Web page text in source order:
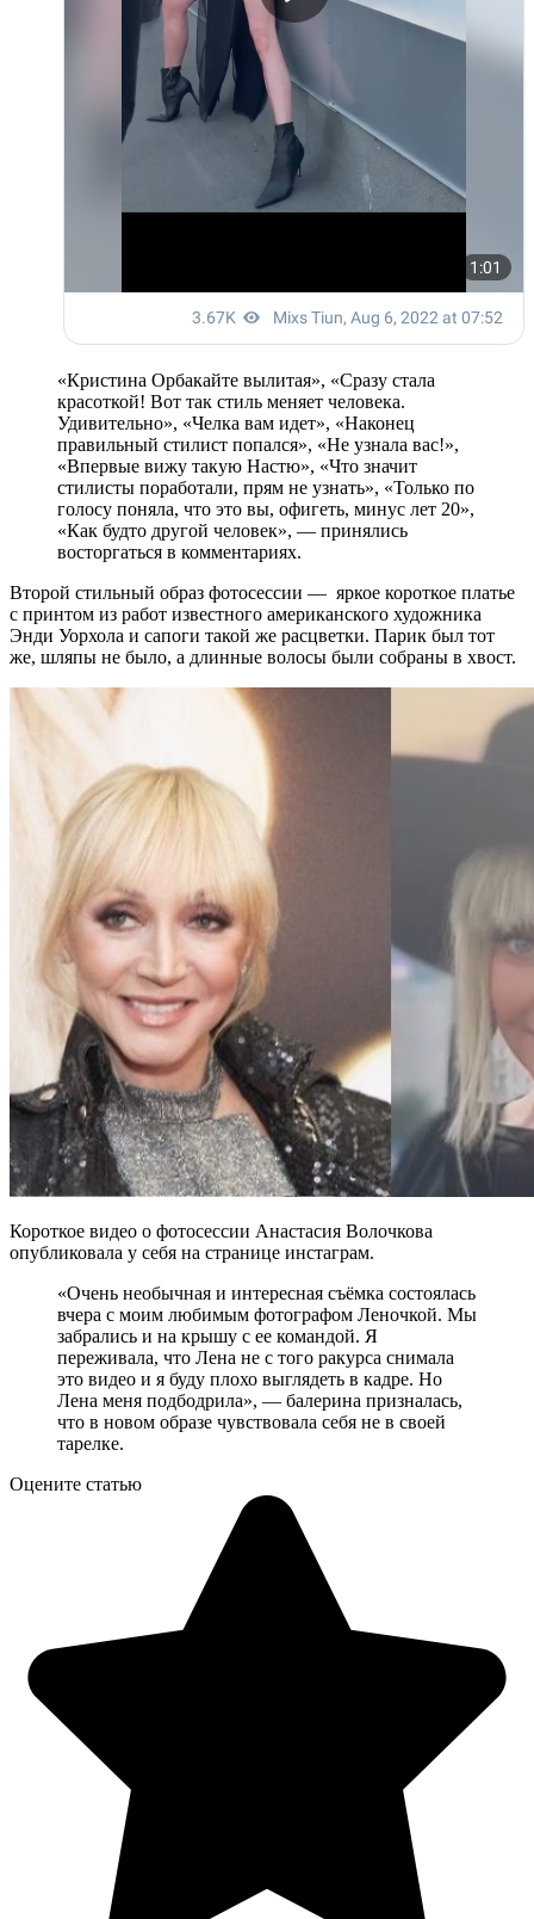
«Кристина Орбакайте вылитая», «Сразу стала
красоткой! Вот так стиль меняет человека.
Удивительно», «Челка вам идет», «Наконец
правильный стилист попался», «Не узнала вас!»,
«Впервые вижу такую Настю», «Что значит
стилисты поработали, прям не узнать», «Только по
голосу поняла, что это вы, офигеть, минус лет 20»,
«Как будто другой человек», — принялись
восторгаться в комментариях.
Второй стильный образ фотосессии — яркое короткое платье
с принтом из работ известного американского художника
Энди Уорхола и сапоги такой же расцветки. Парик был тот
же, шляпы не было, а длинные волосы были собраны в хвост.
Короткое видео о фотосессии Анастасия Волочкова
опубликовала у себя на странице инстаграм.
«Очень необычная и интересная съёмка состоялась
вчера с моим любимым фотографом Леночкой. Мы
забрались и на крышу с ее командой. Я
переживала, что Лена не с того ракурса снимала
это видео и я буду плохо выглядеть в кадре. Но
Лена меня подбодрила», — балерина призналась,
что в новом образе чувствовала себя не в своей
тарелке.
Оцените статью